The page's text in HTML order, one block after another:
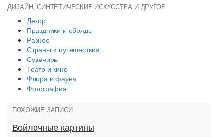
ДИЗАЙН, СИНТЕТИЧЕСКИЕ ИСКУССТВА И ДРУГОЕ
Декор
Праздники и обряды
Разное
Страны и путешествия
Сувениры
Театр и кино
Флора и фауна
Фотография
ПОХОЖИЕ ЗАПИСИ
Войлочные картины